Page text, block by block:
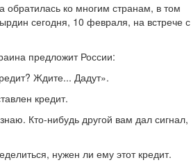
ко многим странам, в том
сегодня, 10 февраля, на встрече с
предложит России:
Ждите... Дадут».
кредит.
Кто-нибудь другой вам дал сигнал,
нужен ли ему этот кредит.